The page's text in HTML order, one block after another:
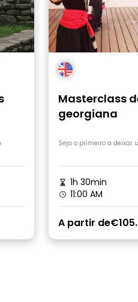
Masterclass
georgiana
Seja o primeiro a deixar
1h 30min
11:00 AM
A partir de